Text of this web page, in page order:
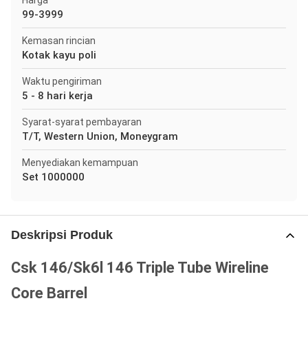
99-3999
Kemasan rincian
Kotak kayu poli
Waktu pengiriman
5 - 8 hari kerja
Syarat-syarat pembayaran
T/T, Western Union, Moneygram
Menyediakan kemampuan
Set 1000000
Deskripsi Produk
Csk 146/Sk6l 146 Triple Tube Wireline
Core Barrel